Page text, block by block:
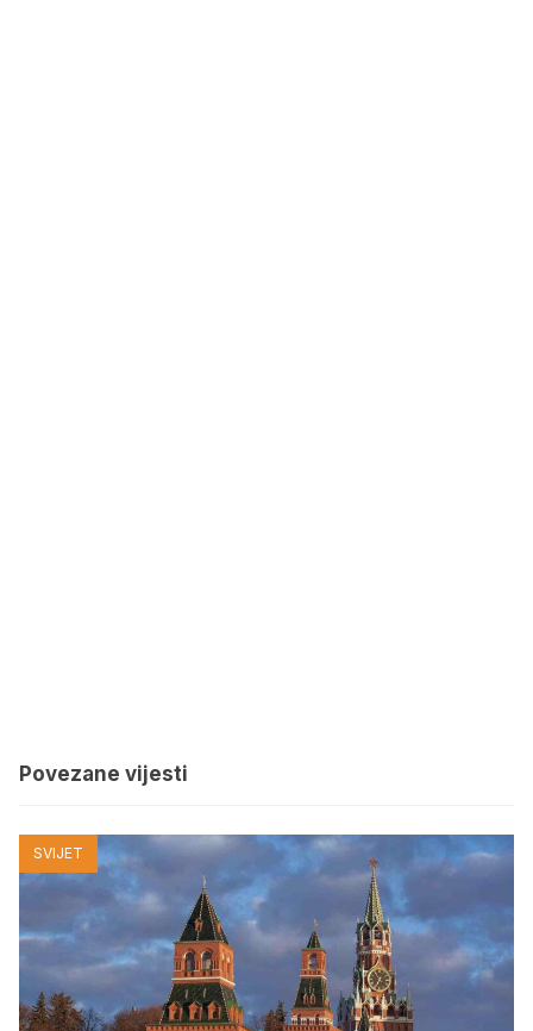
Povezane vijesti
SVIJET